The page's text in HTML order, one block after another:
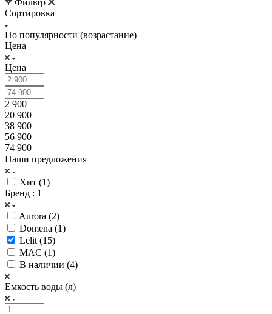
Сортировка
По популярности (возрастание)
Цена
Цена
2 900
20 900
38 900
56 900
74 900
Наши предложения
Хит (1)
Бренд : 1
Aurora (2)
Domena (1)
Lelit (15)
MAC (1)
В наличии (4)
Емкость воды (л)